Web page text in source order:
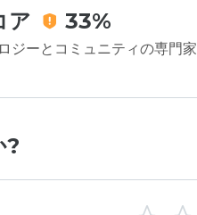
ア 33%
ジーとコミュニティの専門
?